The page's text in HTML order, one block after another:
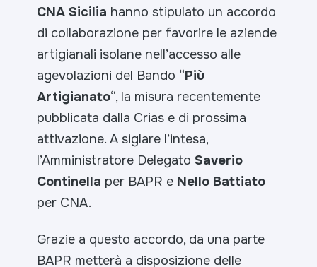
CNA Sicilia hanno stipulato un accordo
di collaborazione per favorire le aziende
artigianali isolane nell’accesso alle
agevolazioni del Bando “Più
Artigianato“, la misura recentemente
pubblicata dalla Crias e di prossima
attivazione. A siglare l’intesa,
l’Amministratore DelegatoSaverio
Continella per BAPR e Nello Battiato
per CNA.
Grazie a questo accordo, da una parte
BAPR metterà a disposizione delle